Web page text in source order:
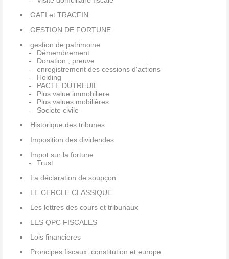
GAFI et TRACFIN
GESTION DE FORTUNE
gestion de patrimoine
Démembrement
Donation , preuve
enregistrement des cessions d'actions
Holding
PACTE DUTREUIL
Plus value immobiliere
Plus values mobilières
Societe civile
Historique des tribunes
Imposition des dividendes
Impot sur la fortune
Trust
La déclaration de soupçon
LE CERCLE CLASSIQUE
Les lettres des cours et tribunaux
LES QPC FISCALES
Lois financieres
Proncipes fiscaux: constitution et europe